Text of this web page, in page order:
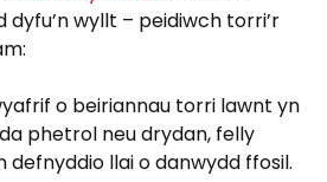
dyfu’n wyllt – peidiwch torri’r
o beiriannau torri lawnt yn
phetrol neu drydan, felly
defnyddio llai o danwydd ffosil.